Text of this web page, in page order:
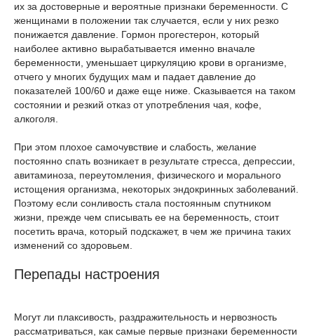
их за достоверные и вероятные признаки беременности. С
женщинами в положении так случается, если у них резко
понижается давление. Гормон прогестерон, который
наиболее активно вырабатывается именно вначале
беременности, уменьшает циркуляцию крови в организме,
отчего у многих будущих мам и падает давление до
показателей 100/60 и даже еще ниже. Сказывается на таком
состоянии и резкий отказ от употребления чая, кофе,
алкоголя.
При этом плохое самочувствие и слабость, желание
постоянно спать возникает в результате стресса, депрессии,
авитаминоза, переутомления, физического и морального
истощения организма, некоторых эндокринных заболеваний.
Поэтому если сонливость стала постоянным спутником
жизни, прежде чем списывать ее на беременность, стоит
посетить врача, который подскажет, в чем же причина таких
изменений со здоровьем.
Перепады настроения
Могут ли плаксивость, раздражительность и нервозность
рассматриваться, как самые первые признаки беременности